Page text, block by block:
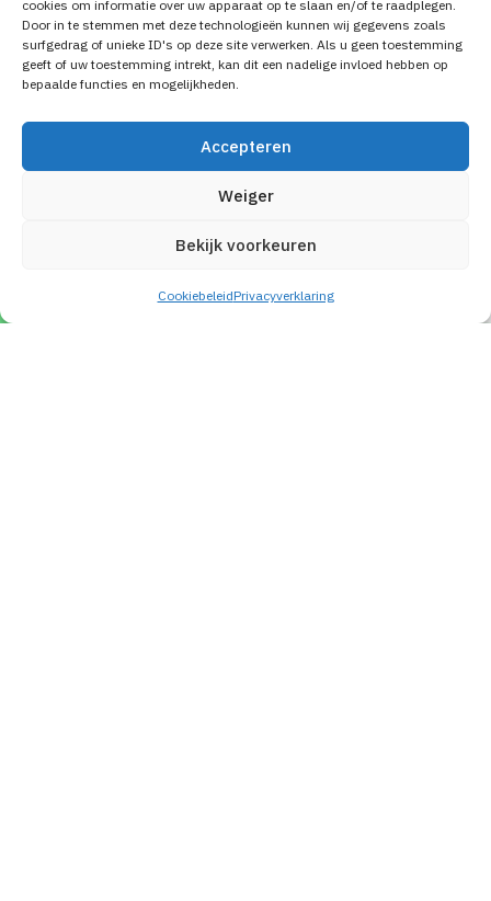
Ben jij klaar om jouw communicatie- en
coaching vaardigheden naar een hoger
niveau te tillen?
Schrijf je nu in voor de volgende NLP
Practitioner-opleiding en zet de eerste
stap naar een diepgaande transformatie.
certificaat.